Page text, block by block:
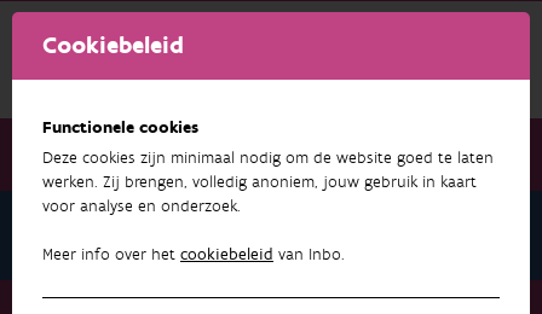
Cookiebeleid
Functionele cookies
Deze cookies zijn minimaal nodig om de website goed te laten
werken. Zij brengen, volledig anoniem, jouw gebruik in kaart
voor analyse en onderzoek.
Meer info over het cookiebeleid van Inbo.
Nieuwsbrief december 2022